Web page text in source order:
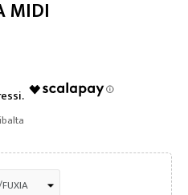
MIDI